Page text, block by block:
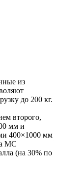
из
до 200 кг.
второго,
мм и
400×1000 мм
МС
(на 30% по